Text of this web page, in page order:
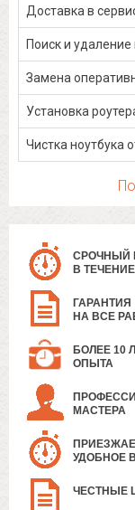
Доставка в
Поиск и удаление
Замена
Установка
Чистка ноутбука
СРОЧНЫЙ
В
ГАРАНТИЯ
НА ВСЕ
БОЛЕЕ 10
ОПЫТА
МАСТЕРА
УДОБНОЕ
ЧЕСТНЫЕ